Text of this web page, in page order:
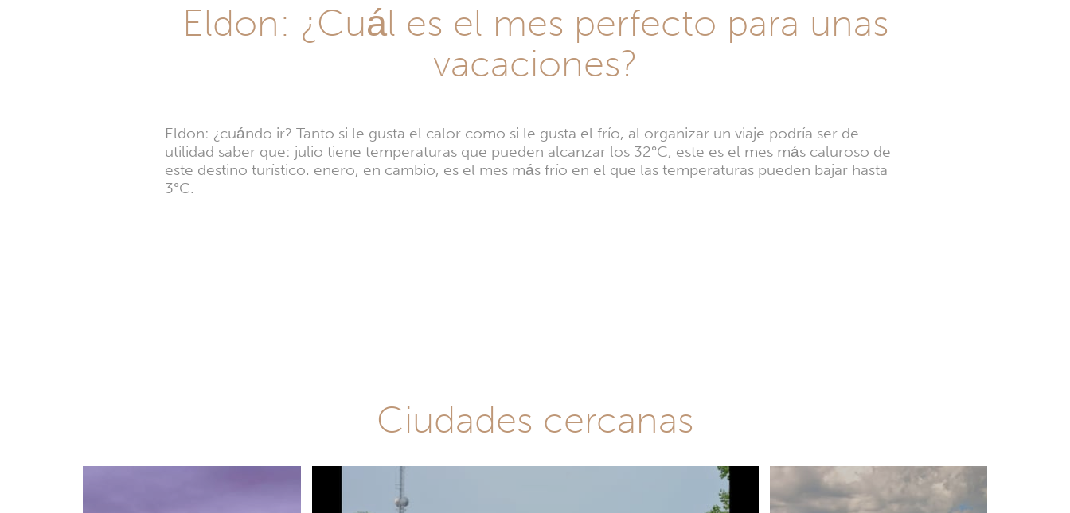
Eldon: ¿Cuál es el mes perfecto para unas
vacaciones?
Eldon: ¿cuándo ir? Tanto si le gusta el calor como si le gusta el frío, al organizar un viaje podría ser de
utilidad saber que: julio tiene temperaturas que pueden alcanzar los 32°C, este es el mes más caluroso de
este destino turístico. enero, en cambio, es el mes más frío en el que las temperaturas pueden bajar hasta
3°C.
Ciudades cercanas